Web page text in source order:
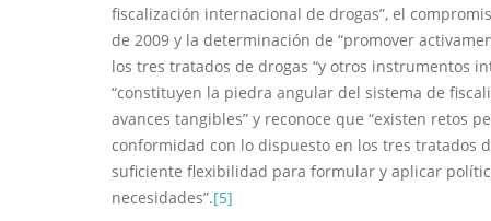
fiscalización internacional de drogas”, el
de 2009 y la determinación de “promover
los tres tratados de drogas “y otros instrumentos
“constituyen la piedra angular del sistema de
avances tangibles” y reconoce que “existen retos
conformidad con lo dispuesto en los tres tratados
suficiente flexibilidad para formular y aplicar
necesidades”.[5]